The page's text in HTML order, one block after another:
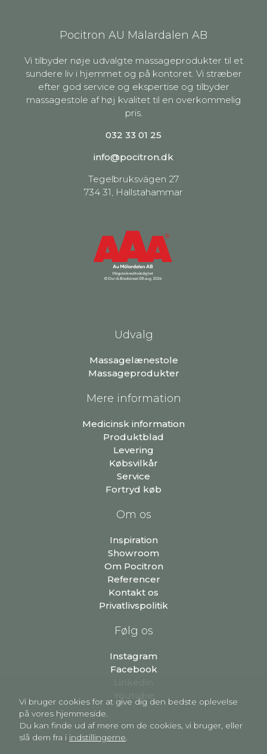
Pocitron AU Mälardalen AB
Vi tilbyder nøje udvalgte massageprodukter til et
sundere liv i hjemmet og på kontoret. Vi stræber
efter god service og ekspertise og tilbyder
massagestole af høj kvalitet til en overkommelig
pris.
032 33 01 25
info@pocitron.dk
Tegelbruksvägen 27
734 31, Hallstahammar
Udvalg
Massagelænestole
Massageprodukter
Mere information
Medicinsk information
Produktblad
Levering
Købsvilkår
Service
Fortryd køb
Om os
Inspiration
Showroom
Om Pocitron
Referencer
Kontakt os
Privatlivspolitik
Følg os
Instagram
Facebook
Vi bruger cookies for at give dig den bedste oplevelse
på vores hjemmeside.
Du kan finde ud af mere om de cookies, vi bruger, eller
slå dem fra i indstillingerne